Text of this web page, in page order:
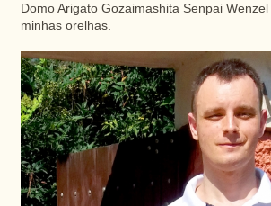
Domo Arigato Gozaimashita Senpai
minhas orelhas.